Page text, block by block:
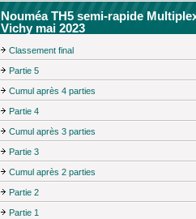
Nouméa TH5 semi-rapide
Vichy mai 2023
Classement final
Partie 5
Cumul après 4 parties
Partie 4
Cumul après 3 parties
Partie 3
Cumul après 2 parties
Partie 2
Partie 1